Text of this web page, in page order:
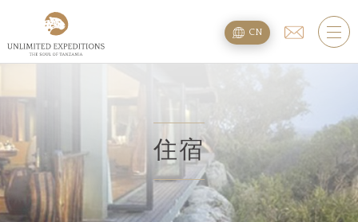
SAFARI旅游配套
海滩度假附加项
规划
住宿
CN